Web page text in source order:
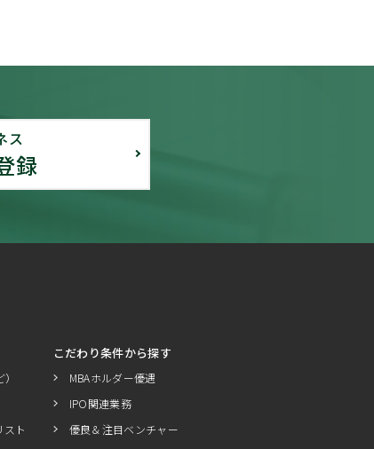
ス
録
ト
こだわり条件から探す
MBAホルダー優遇
IPO関連業務
優良＆注目ベンチャー